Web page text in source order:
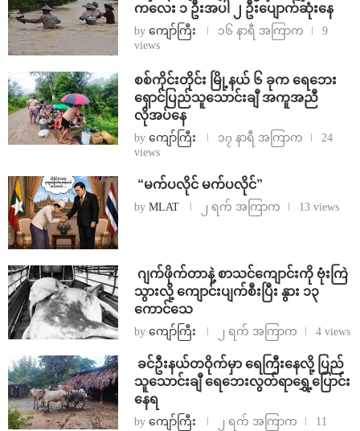
ကလေး ၁ ဦးအပါ ၂ ဦးပျောက်ဆုံးနေ
by ကျော်ကြီး ၁၆ နာရီ အကြာက
9
views
စစ်ကိုင်းတိုင်း မြို့နယ် ၆ ခုက ရေဘေး
ရှောင်ပြည်သူသောင်းချီ အကူအညီ
လိုအပ်နေ
by ကျော်ကြီး ၁၇ နာရီ အကြာက
24
views
⁨ ⁨“မက်ပလိုင် မက်ပလိုင်”
by MLAT ၂ ရက် အကြာက 13 views
⁨⁩ ⁨ဂျက်ဖိုက်တာနဲ့ စာသင်ကျောင်းကို ဗုံးကြဲ
သွားလို့ ကျောင်းပျက်စီးပြီး နွား ၁၃
ကောင်သေ
by ကျော်ကြီး ၂ ရက် အကြာက 4 views
⁩ ⁨ခင်ဦးနယ်တဝိုက်မှာ ရေကြီးနေလို့ ပြည်
သူသောင်းချီ ရေဘေးလွတ်ရာရွှေ့ပြောင်း
နေရ
by ကျော်ကြီး ၂ ရက် အကြာက
11